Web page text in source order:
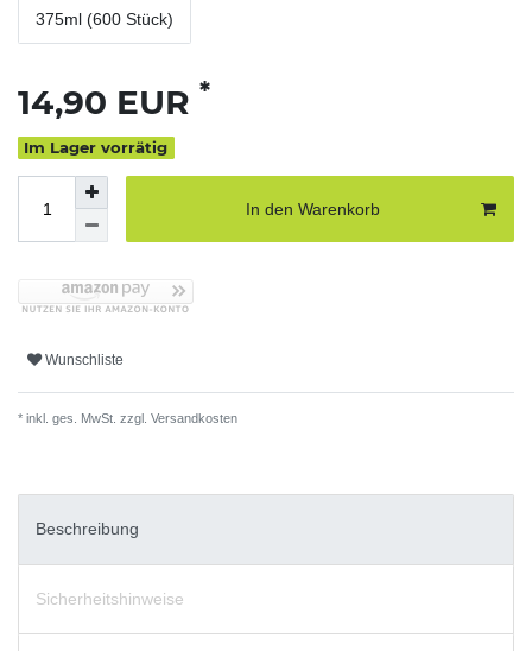
375ml (600 Stück)
14,90 EUR *
Im Lager vorrätig
In den Warenkorb
Wunschliste
* inkl. ges. MwSt. zzgl. Versandkosten
Beschreibung
Sicherheitshinweise